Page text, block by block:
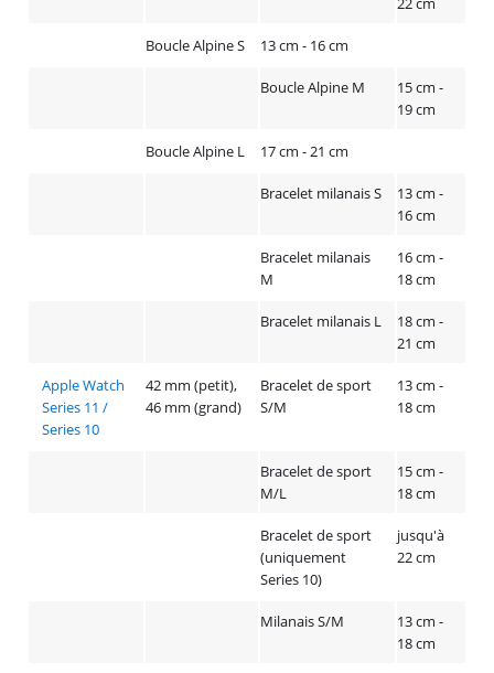
Boucle Alpine S 13 cm - 16 cm
Boucle Alpine M
15 cm -
19 cm
Boucle Alpine L 17 cm - 21 cm
Bracelet milanais S
13 cm -
16 cm
Bracelet milanais
M
16 cm -
18 cm
Bracelet milanais L
18 cm -
21 cm
Apple Watch
Series 11 /
Series 10
42 mm (petit),
46 mm (grand)
Bracelet de sport
S/M
13 cm -
18 cm
Bracelet de sport
M/L
15 cm -
18 cm
Bracelet de sport
(uniquement
Series 10)
jusqu'à
22 cm
Milanais S/M
13 cm -
18 cm